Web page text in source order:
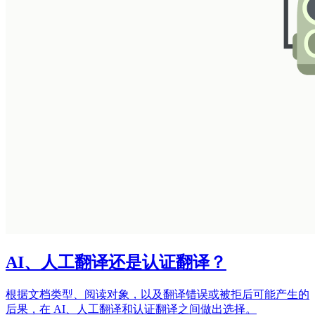
AI、人工翻译还是认证翻译？
根据文档类型、阅读对象，以及翻译错误或被拒后可能产生的
后果，在 AI、人工翻译和认证翻译之间做出选择。